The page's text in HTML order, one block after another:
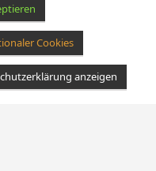
Cookies
anzeigen